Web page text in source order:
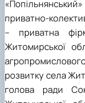
приватно-
– приватна
Житомирської
розвитку села
голова ради